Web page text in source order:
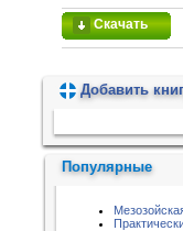
Скачать
Добавить
Популярные